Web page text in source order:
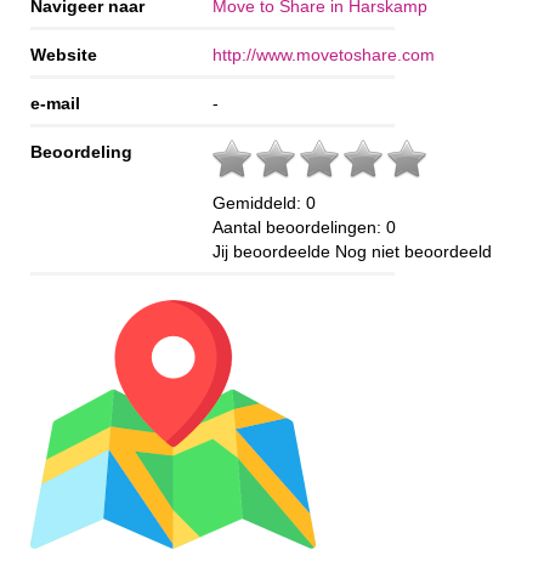
Navigeer naar Move to Share in Harskamp
Website http://www.movetoshare.com
e-mail -
Beoordeling
Gemiddeld: 0
Aantal beoordelingen: 0
Jij beoordeelde Nog niet beoordeeld